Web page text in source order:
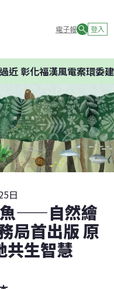
電子報 登入
福漢風電案環委建議不應
日
魚——自然繪
局首出版 原
共生智慧